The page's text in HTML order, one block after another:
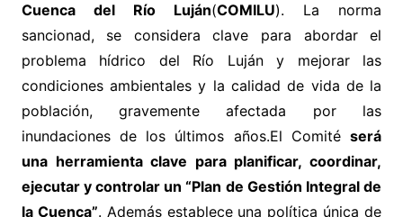
Cuenca del Río Luján(COMILU). La norma
sancionad, se considera clave para abordar el
problema hídrico del Río Luján y mejorar las
condiciones ambientales y la calidad de vida de la
población, gravemente afectada por las
inundaciones de los últimos años.El Comitéserá
una herramienta clave para planificar, coordinar,
ejecutar y controlar un “Plan de Gestión Integral de
la Cuenca”. Además establece una política única de